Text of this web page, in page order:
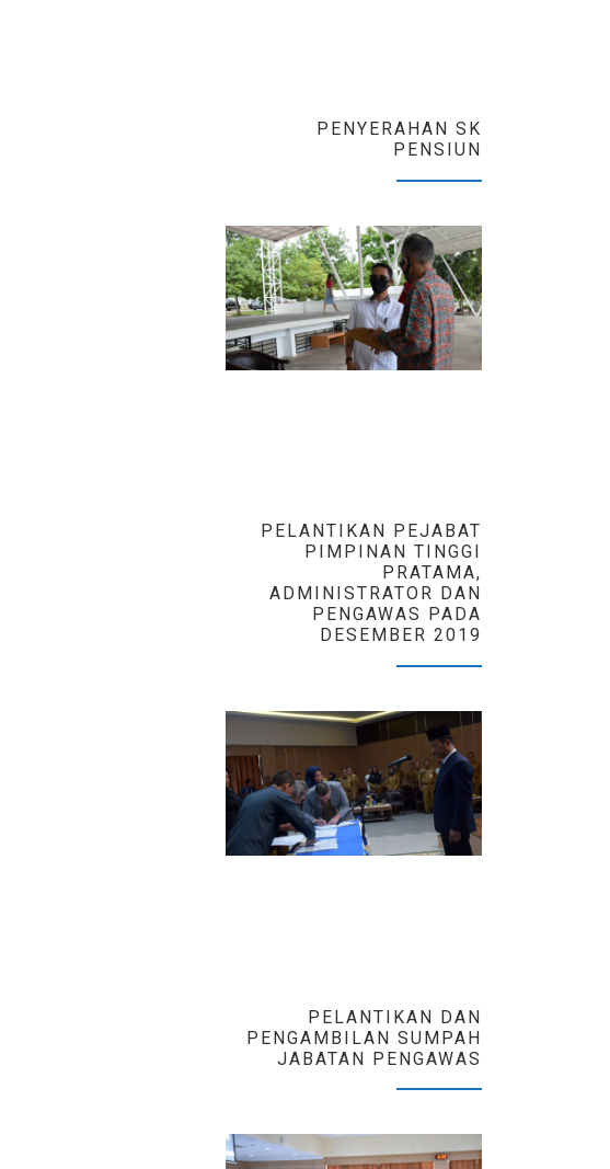
PENYERAHAN SK
PENSIUN
PELANTIKAN PEJABAT
PIMPINAN TINGGI
PRATAMA,
ADMINISTRATOR DAN
PENGAWAS PADA
DESEMBER 2019
PELANTIKAN DAN
PENGAMBILAN SUMPAH
JABATAN PENGAWAS